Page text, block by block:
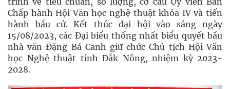
Chấp hành Hội Văn học nghệ thuật khóa IV và tiến
hành bầu cử. Kết thúc đại hội vào sáng ngày
15/08/2023, các Đại biểu thống nhất biểu quyết bầu
nhà văn Đặng Bá Canh giữ chức Chủ tịch Hội Văn
học Nghệ thuật tỉnh Đắk Nông, nhiệm kỳ 2023-
2028.